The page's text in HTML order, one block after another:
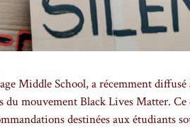
Middle School, a récemment diffusé
mouvement Black Lives Matter.
destinées aux étudiants